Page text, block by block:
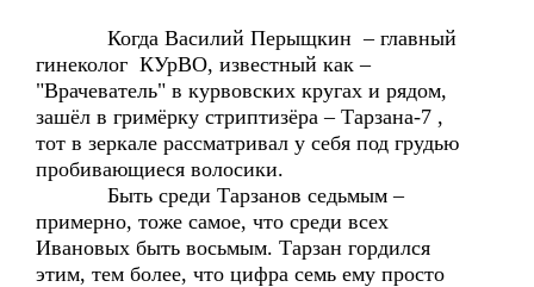
Когда Василий Перыщкин – главный
гинеколог КУрВО, известный как –
"Врачеватель" в курвовских кругах и рядом,
зашёл в гримёрку стриптизёра – Тарзана-7 ,
тот в зеркале рассматривал у себя под грудью
пробивающиеся волосики.
Быть среди Тарзанов седьмым –
примерно, тоже самое, что среди всех
Ивановых быть восьмым. Тарзан гордился
этим, тем более, что цифра семь ему просто